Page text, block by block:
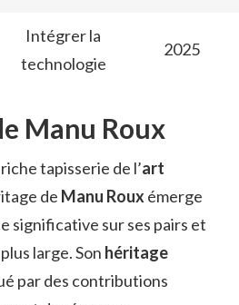
Intégrer la
technologie
2025
Manu Roux
tapisserie de l’art
de Manu Roux émerge
significative sur ses pairs et
plus large. Son héritage
par des contributions